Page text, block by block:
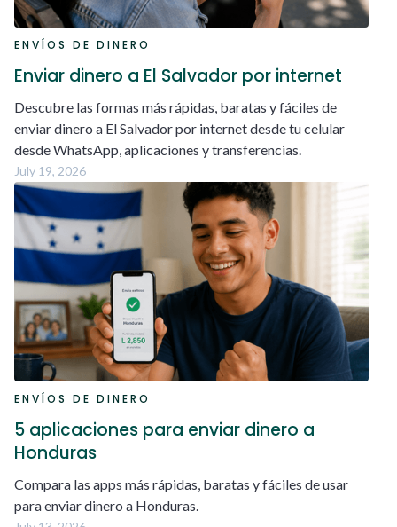
ENVÍOS DE DINERO
Enviar dinero a El Salvador por internet
Descubre las formas más rápidas, baratas y fáciles de
enviar dinero a El Salvador por internet desde tu celular
desde WhatsApp, aplicaciones y transferencias.
July 19, 2026
ENVÍOS DE DINERO
5 aplicaciones para enviar dinero a
Honduras
Compara las apps más rápidas, baratas y fáciles de usar
para enviar dinero a Honduras.